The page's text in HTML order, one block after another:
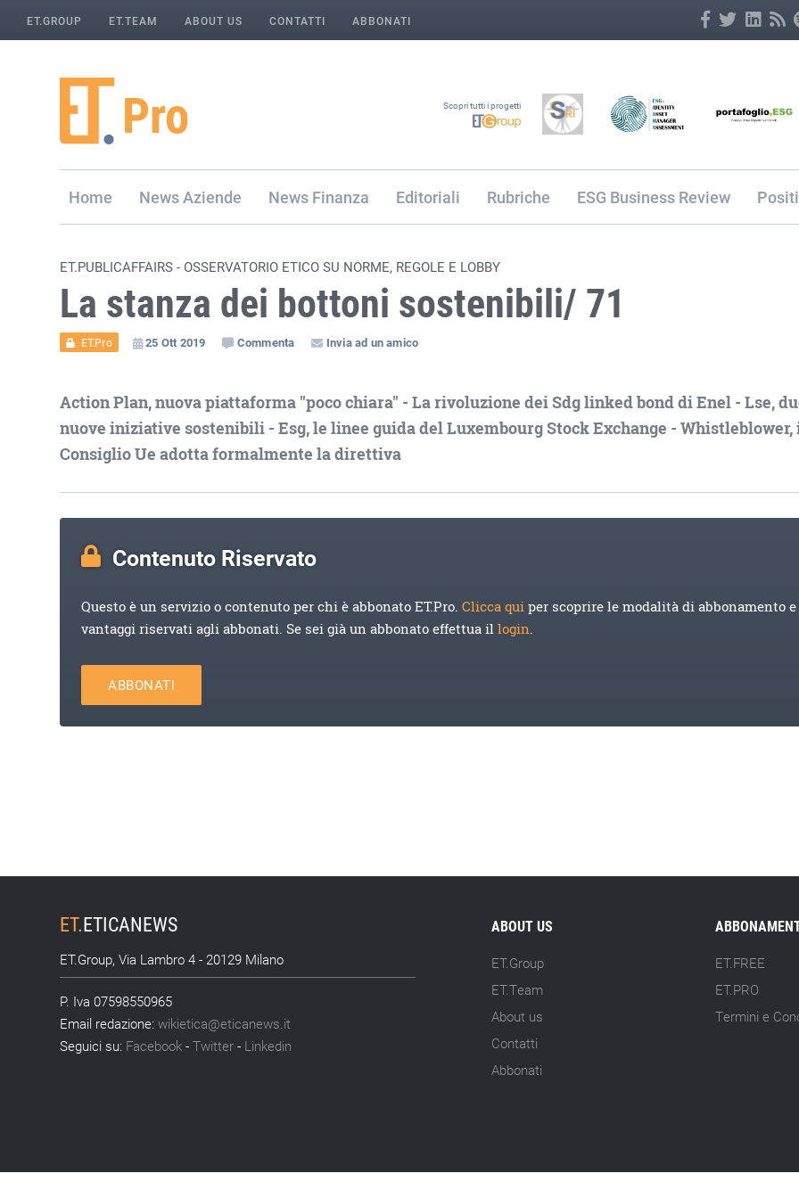
ET.GROUP ET.TEAM ABOUT US CONTATTI ABBONATI
Scopri tutti i progetti
Home Aziende Finanza Editoriali Rubriche ESG Business Review
ET.PUBLICAFFAIRS - OSSERVATORIO ETICO SU NORME, REGOLE E LOBBY
La stanza dei bottoni sostenibili/ 71
ET.Pro 25 Ott 2019 Commenta Invia ad un amico
Action Plan, nuova piattaforma "poco chiara" - La rivoluzione dei Sdg linked bond di Enel - Lse,
nuove iniziative sostenibili - Esg, le linee guida del Luxembourg Stock Exchange - Whistleblower,
Consiglio Ue adotta formalmente la direttiva
Contenuto Riservato
Questo è un servizio o contenuto per chi è abbonato ET.Pro.Clicca quiper scoprire le modalità di abbonamento
vantaggi riservati agli abbonati. Se sei già un abbonato effettua illogin.
ABBONATI
ET.ETICANEWS
ET.Group, Via Lambro 4 - 20129 Milano
P. Iva 07598550965
Email redazione:wikietica@eticanews.it
Seguici su: Facebook -Twitter - Linkedin
ABOUT US
ET.Group
ET.Team
About us
Contatti
Abbonati
ET.FREE
ET.PRO
Termini e